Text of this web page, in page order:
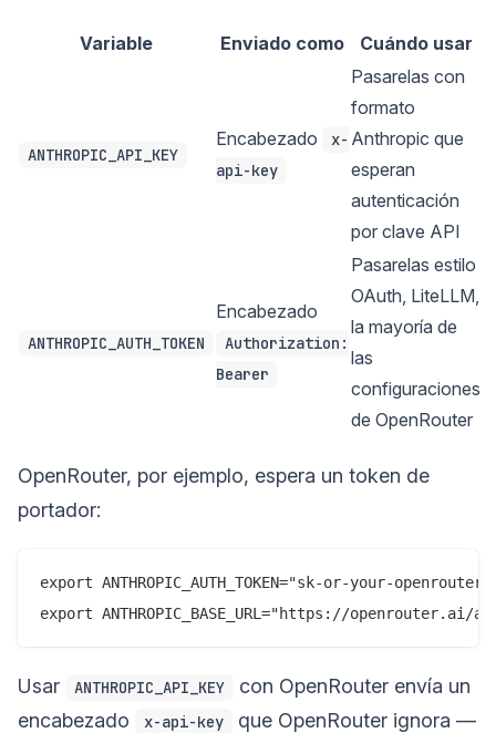
Variable Enviado como Cuándo usar
ANTHROPIC_API_KEY
Encabezado
x-
api-key
Pasarelas con
formato
Anthropic que
esperan
autenticación
por clave API
ANTHROPIC_AUTH_TOKEN
Encabezado
Authorization:
Bearer
Pasarelas estilo
OAuth, LiteLLM,
la mayoría de
las
configuraciones
de OpenRouter
OpenRouter, por ejemplo, espera un token de
portador:
export ANTHROPIC_AUTH_TOKEN="sk-or-your-
Usar ANTHROPIC_API_KEY
con OpenRouter envía un
encabezado
x-api-key
que OpenRouter ignora —